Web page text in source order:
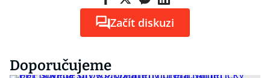
Začít diskuzi
Doporučujeme